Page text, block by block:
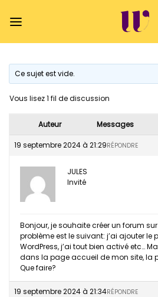
au
Ce sujet est vide.
Vous lisez 1 fil de discussion
Auteur Messages
19 septembre 2024 à 21:29RÉPONDRE
JULES
Invité
Bonjour, je souhaite créer un forum sur
problème est le suivant: j’ai ajouter le
WordPress, j’ai tout bien activé etc…
dans la page accueil de mon site, la
Que faire?
19 septembre 2024 à 21:34RÉPONDRE